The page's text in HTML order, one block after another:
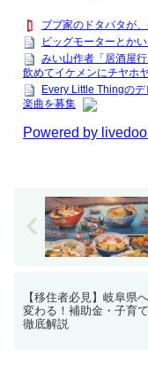
ブブ家のドタバタが
ビッグモーターとか
みい山作者「居酒屋
飲めてイケメンにチヤホヤ
Every Little Thingの
楽曲を募集
Powered by
【移住者必見】岐阜県
変わる！補助金・子育
徹底解説